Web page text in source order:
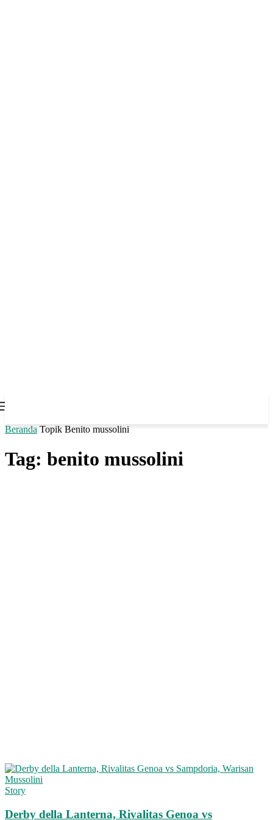
Beranda Topik Benito mussolini
Tag: benito mussolini
Story
Derby della Lanterna, Rivalitas Genoa vs